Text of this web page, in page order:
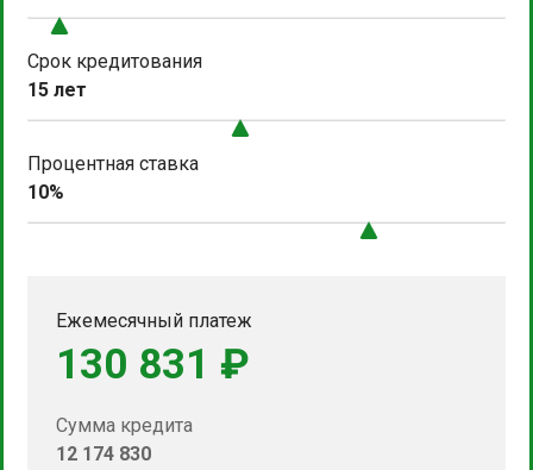
Срок кредитования
15 лет
Процентная ставка
10%
Ежемесячный платеж
130 831 ₽
Сумма кредита
12 174 830